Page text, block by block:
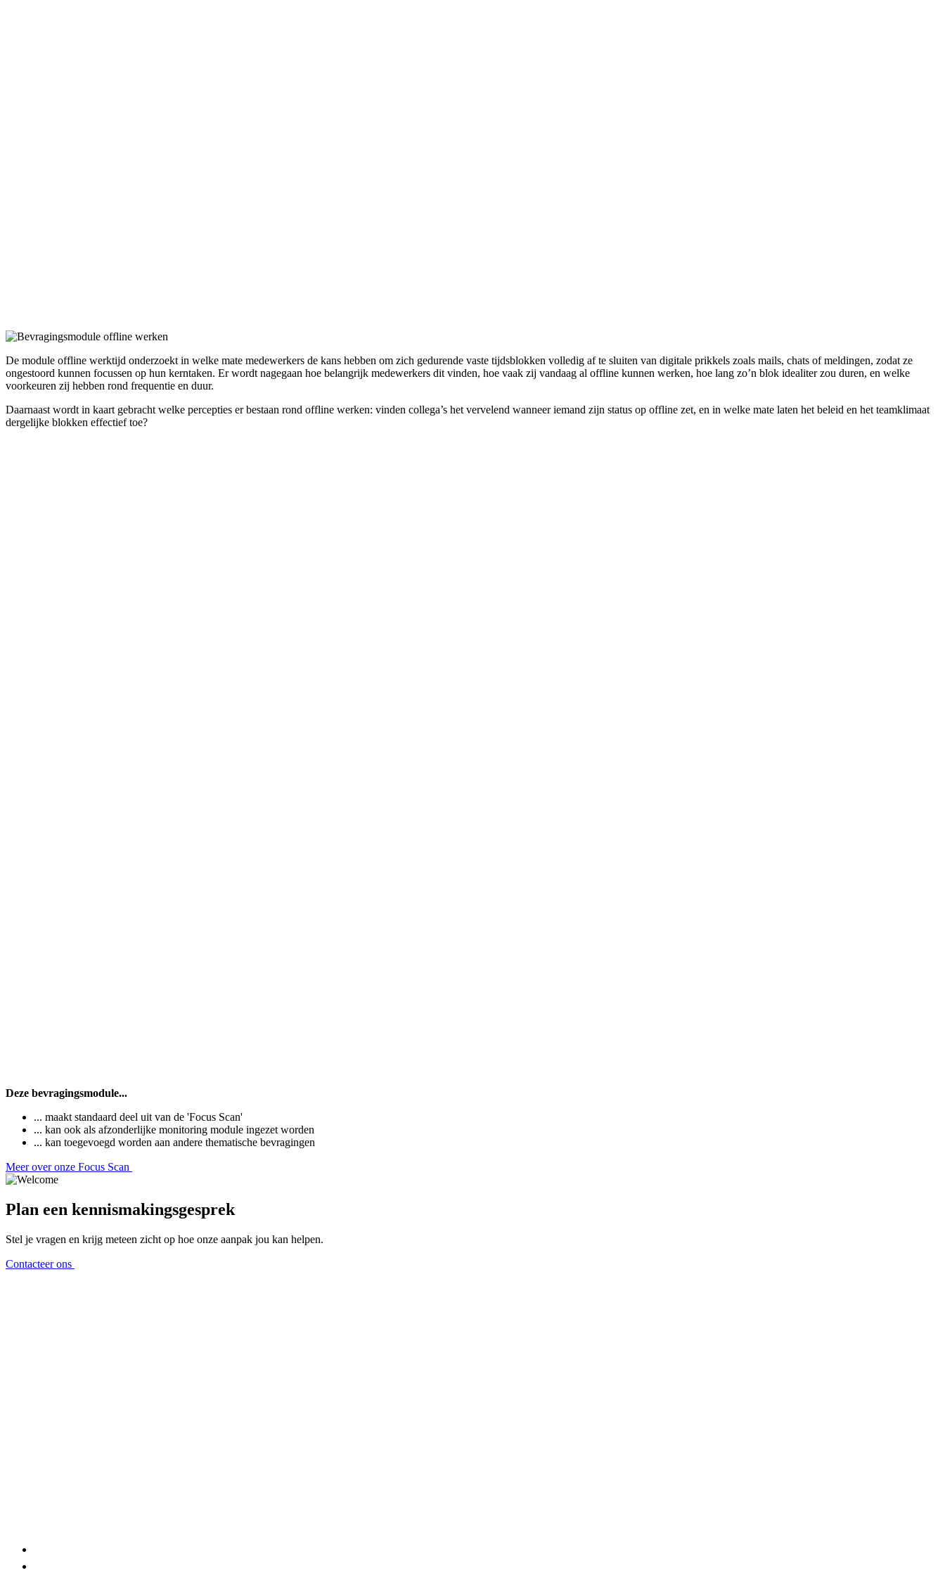
De module offline werktijd onderzoekt in welke mate medewerkers de kans hebben om zich gedurende vaste tijdsblokken volledig af te sluiten van digitale prikkels zoals mails, chats of meldingen, zodat ze
ongestoord kunnen focussen op hun kerntaken. Er wordt nagegaan hoe belangrijk medewerkers dit vinden, hoe vaak zij vandaag al offline kunnen werken, hoe lang zo’n blok idealiter zou duren, en welke
voorkeuren zij hebben rond frequentie en duur.
Daarnaast wordt in kaart gebracht welke percepties er bestaan rond offline werken: vinden collega’s het vervelend wanneer iemand zijn status op offline zet, en in welke mate laten het beleid en het teamklimaat
dergelijke blokken effectief toe?
Deze bevragingsmodule...
... maakt standaard deel uit van de 'Focus Scan'
... kan ook als afzonderlijke monitoring module ingezet worden
... kan toegevoegd worden aan andere thematische bevragingen
Meer over onze Focus Scan
Plan een kennismakingsgesprek
Stel je vragen en krijg meteen zicht op hoe onze aanpak jou kan helpen.
Contacteer ons